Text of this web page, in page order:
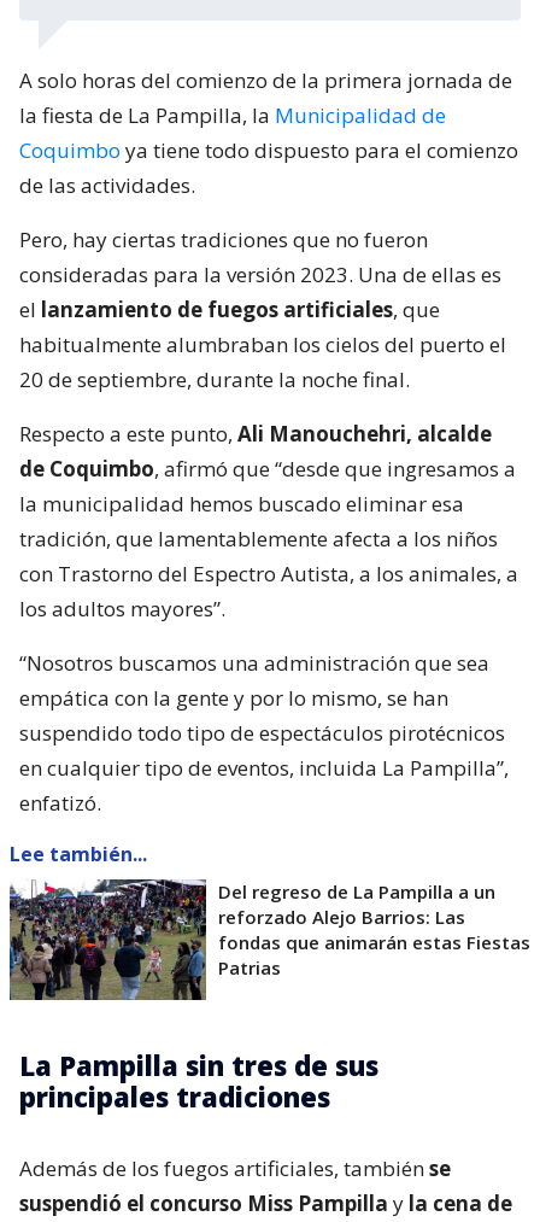
A solo horas del comienzo de la primera jornada de
la fiesta de La Pampilla, la Municipalidad de
Coquimbo ya tiene todo dispuesto para el comienzo
de las actividades.
Pero, hay ciertas tradiciones que no fueron
consideradas para la versión 2023. Una de ellas es
el lanzamiento de fuegos artificiales, que
habitualmente alumbraban los cielos del puerto el
20 de septiembre, durante la noche final.
Respecto a este punto, Ali Manouchehri, alcalde
de Coquimbo, afirmó que “desde que ingresamos a
la municipalidad hemos buscado eliminar esa
tradición, que lamentablemente afecta a los niños
con Trastorno del Espectro Autista, a los animales, a
los adultos mayores”.
“Nosotros buscamos una administración que sea
empática con la gente y por lo mismo, se han
suspendido todo tipo de espectáculos pirotécnicos
en cualquier tipo de eventos, incluida La Pampilla”,
enfatizó.
Lee también...
Del regreso de La Pampilla a un
reforzado Alejo Barrios: Las
fondas que animarán estas Fiestas
Patrias
La Pampilla sin tres de sus
principales tradiciones
Además de los fuegos artificiales, tambiénse
suspendió el concurso Miss Pampilla y la cena de